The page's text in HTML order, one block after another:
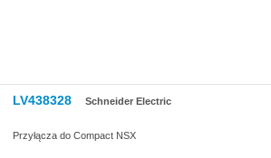
LV438328 Schneider Electric
Przyłącza do Compact NSX